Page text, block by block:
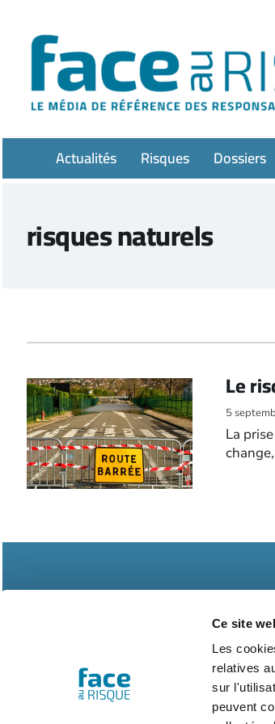
Ce site
Les
relatives
sur
peuvent
contenu
Actualités Risques Dossiers
risques naturels
Le
5
La